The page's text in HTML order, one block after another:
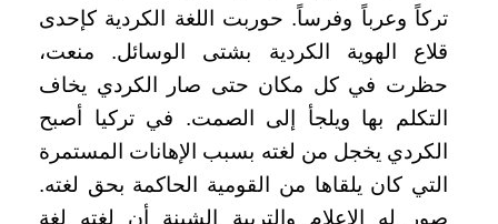
تركاً وعرباً وفرساً. حوربت اللغة الكردية كإحدى
قلاع الهوية الكردية بشتى الوسائل. منعت،
حظرت في كل مكان حتى صار الكردي يخاف
التكلم بها ويلجأ إلى الصمت. في تركيا أصبح
الكردي يخجل من لغته بسبب الإهانات المستمرة
التي كان يلقاها من القومية الحاكمة بحق لغته.
صور له الإعلام والتربية الشينة أن لغته لغة